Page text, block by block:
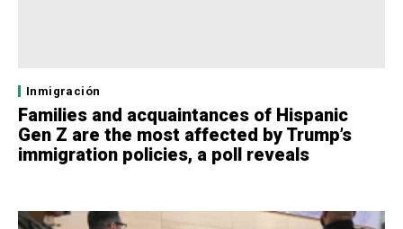
Inmigración
Families and acquaintances of Hispanic
Gen Z are the most affected by Trump’s
immigration policies, a poll reveals